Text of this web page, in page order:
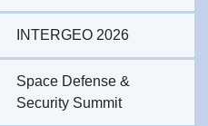
INTERGEO 2026
Space Defense &
Security Summit